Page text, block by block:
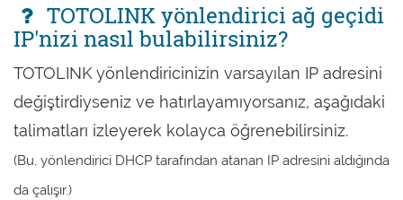
TOTOLINK yönlendirici ağ geçidi
IP'nizi nasıl bulabilirsiniz?
TOTOLINK yönlendiricinizin varsayılan IP adresini
değiştirdiyseniz ve hatırlayamıyorsanız, aşağıdaki
talimatları izleyerek kolayca öğrenebilirsiniz.
(Bu, yönlendirici DHCP tarafından atanan IP adresini aldığında
da çalışır.)